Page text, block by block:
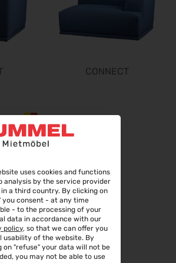
2026
2026
CONNECT
uses cookies and functions
analysis by the service provider
in a third country. By clicking on
you consent - at any time
- to the processing of your
data in accordance with our
policy, so that we can offer you
usability of the website. By
on "refuse" your data will not be
you may not be able to use